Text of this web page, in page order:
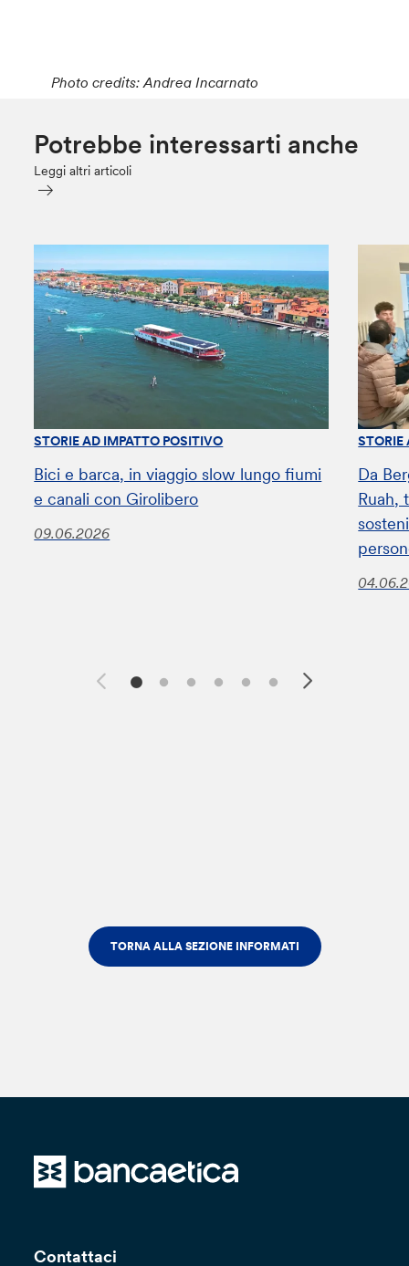
Photo credits: Andrea Incarnato
Potrebbe interessarti anche
Leggi altri articoli
STORIE AD IMPATTO POSITIVO
Bici e barca, in viaggio slow lungo fiumi
e canali con Girolibero
09.06.2026
STORIE
Da
Ruah,
TORNA ALLA SEZIONE INFORMATI
Contattaci